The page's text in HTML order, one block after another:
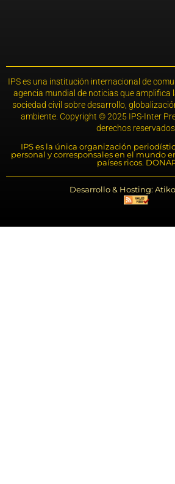
IPS es una institución internacional de
agencia mundial de noticias que amplifica
sociedad civil sobre desarrollo,
ambiente. Copyright © 2025 IPS-Inter
derechos reservados.
IPS es la única organización
personal y corresponsales en el mundo
países ricos.
Desarrollo & Hosting: